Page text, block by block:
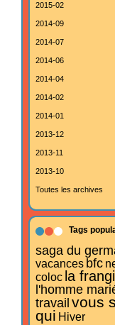
2015-02
2014-09
2014-07
2014-06
2014-04
2014-02
2014-01
2013-12
2013-11
2013-10
Toutes les archives
Tags
saga du
vacances bfc
coloc la
l'homme
travail vous
qui Hiver